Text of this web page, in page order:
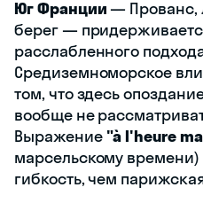
Юг Франции— Прованс,
берег —
расслабленного
Средиземноморское
том, что здесь
вообще не
Выражение "à l'heure
марсельскому
гибкость, чем